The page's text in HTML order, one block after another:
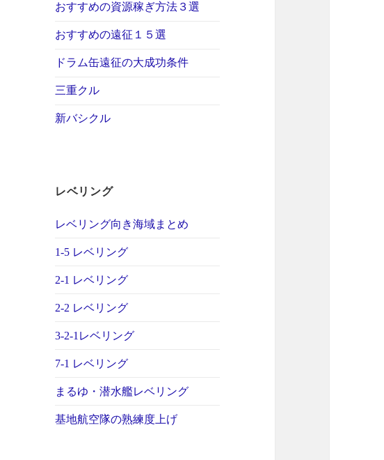
おすすめの資源稼ぎ方法３選
おすすめの遠征１５選
ドラム缶遠征の大成功条件
三重クル
新バシクル
レベリング
レベリング向き海域まとめ
1-5 レベリング
2-1 レベリング
2-2 レベリング
3-2-1レベリング
7-1 レベリング
まるゆ・潜水艦レベリング
基地航空隊の熟練度上げ